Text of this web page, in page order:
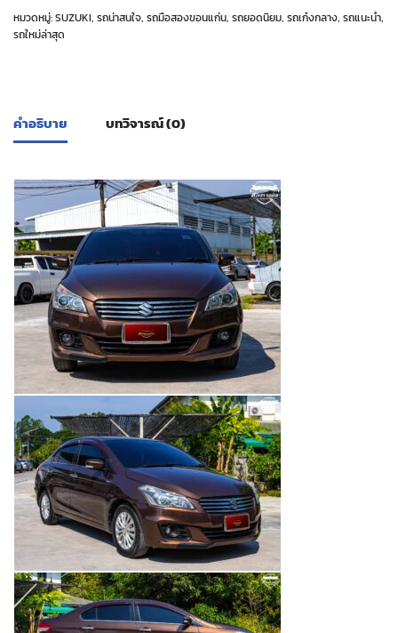
หมวดหมู่:SUZUKI, รถน่าสนใจ, รถมือสองขอนแก่น, รถยอดนิยม, รถเก๋งกลาง, รถแนะนำ,
รถใหม่ล่าสุด
คำอธิบาย บทวิจารณ์ (0)